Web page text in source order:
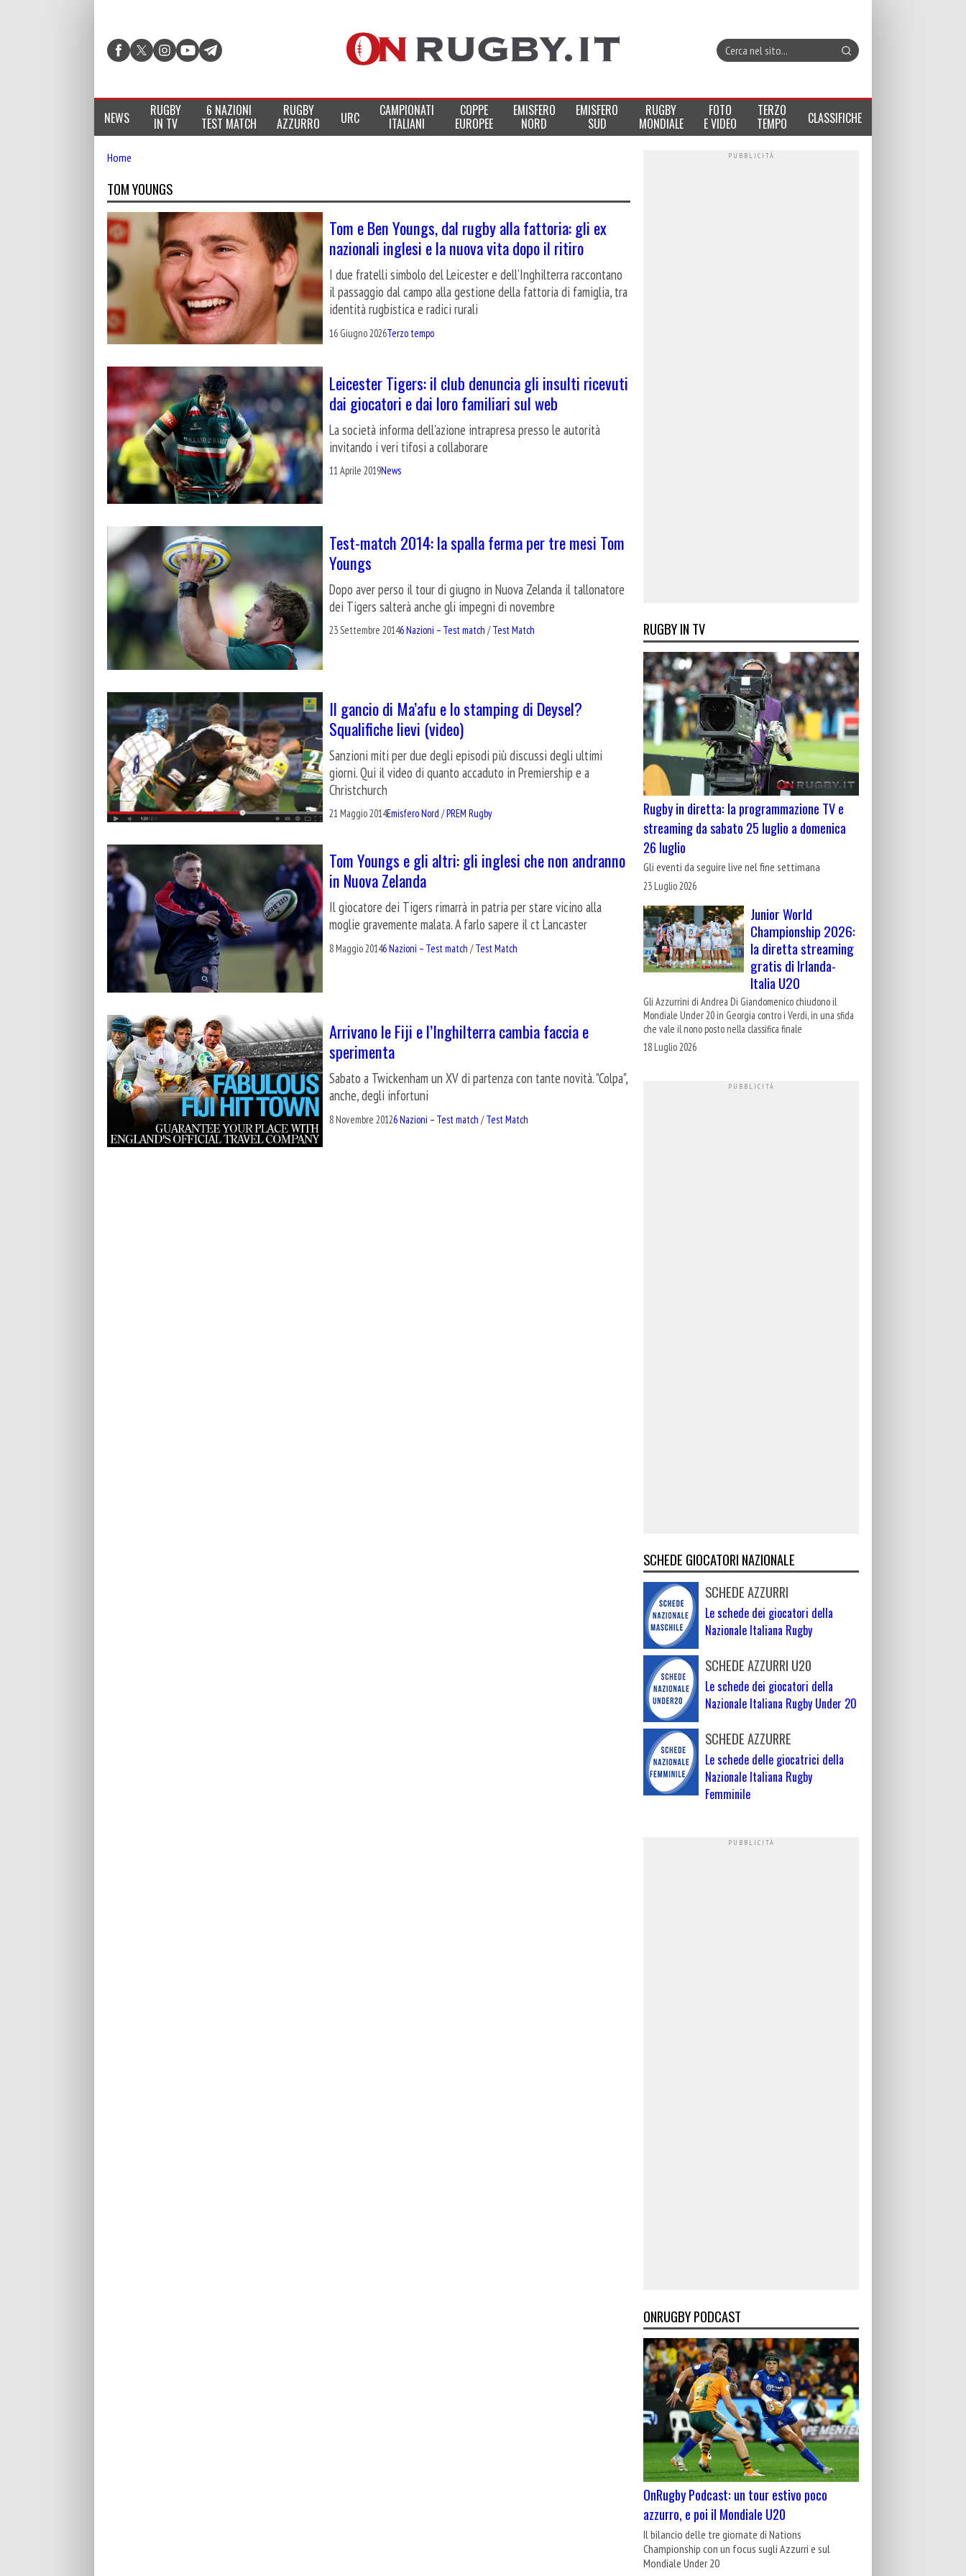
NEWS RUGBY
IN TV
6 NAZIONI
TEST MATCH
RUGBY
AZZURRO URC CAMPIONATI
ITALIANI
COPPE
EUROPEE
EMISFERO
NORD
EMISFERO
SUD
RUGBY
MONDIALE
FOTO
E VIDEO
TERZO
TEMPO CLASSIFICHE
Home
TOM YOUNGS
Tom e Ben Youngs, dal rugby alla fattoria: gli ex
nazionali inglesi e la nuova vita dopo il ritiro
I due fratelli simbolo del Leicester e dell’Inghilterra raccontano
il passaggio dal campo alla gestione della fattoria di famiglia, tra
identità rugbistica e radici rurali
16 Giugno 2026Terzo tempo
Leicester Tigers: il club denuncia gli insulti ricevuti
dai giocatori e dai loro familiari sul web
La società informa dell'azione intrapresa presso le autorità
invitando i veri tifosi a collaborare
11 Aprile 2019News
Test-match 2014: la spalla ferma per tre mesi Tom
Youngs
Dopo aver perso il tour di giugno in Nuova Zelanda il tallonatore
dei Tigers salterà anche gli impegni di novembre
23 Settembre 20146 Nazioni – Test match /Test Match
Il gancio di Ma’afu e lo stamping di Deysel?
Squalifiche lievi (video)
Sanzioni miti per due degli episodi più discussi degli ultimi
giorni. Qui il video di quanto accaduto in Premiership e a
Christchurch
21 Maggio 2014Emisfero Nord /PREM Rugby
Tom Youngs e gli altri: gli inglesi che non andranno
in Nuova Zelanda
Il giocatore dei Tigers rimarrà in patria per stare vicino alla
moglie gravemente malata. A farlo sapere il ct Lancaster
8 Maggio 20146 Nazioni – Test match /Test Match
Arrivano le Fiji e l’Inghilterra cambia faccia e
sperimenta
Sabato a Twickenham un XV di partenza con tante novità. "Colpa",
anche, degli infortuni
8 Novembre 20126 Nazioni – Test match /Test Match
RUGBY IN TV
Rugby in diretta: la programmazione TV e
streaming da sabato 25 luglio a domenica
26 luglio
Gli eventi da seguire live nel fine settimana
23 Luglio 2026
Junior World
Championship 2026:
la diretta streaming
gratis di Irlanda-
Italia U20
Gli Azzurrini di Andrea Di Giandomenico chiudono il
Mondiale Under 20 in Georgia contro i Verdi, in una sfida
che vale il nono posto nella classifica finale
18 Luglio 2026
SCHEDE GIOCATORI NAZIONALE
SCHEDE AZZURRI
Le schede dei giocatori della
Nazionale Italiana Rugby
SCHEDE AZZURRI U20
Le schede dei giocatori della
Nazionale Italiana Rugby Under 20
SCHEDE AZZURRE
Le schede delle giocatrici della
Nazionale Italiana Rugby
Femminile
ONRUGBY PODCAST
OnRugby Podcast: un tour estivo poco
azzurro, e poi il Mondiale U20
Il bilancio delle tre giornate di Nations
Championship con un focus sugli Azzurri e sul
Mondiale Under 20